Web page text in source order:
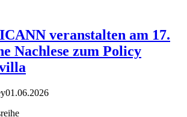
veranstalten am 17.
Nachlese zum Policy
01.06.2026